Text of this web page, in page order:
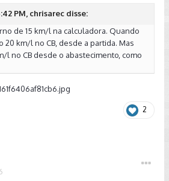
PM, chrisarec disse:
de 15 km/l na calculadora. Quando
20 km/l no CB, desde a partida. Mas
l no CB desde o abastecimento, como
2